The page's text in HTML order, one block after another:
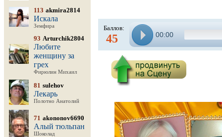
113 akmira2814
Искала
Земфира
93 Arturchik2804
Любите
женщину за
грех
Фирюлин Михаил
81 sulehov
Лекарь
Полотно Анатолий
71 akononov6690
Алый тюльпан
Шоколад
Баллов:
45 00:00